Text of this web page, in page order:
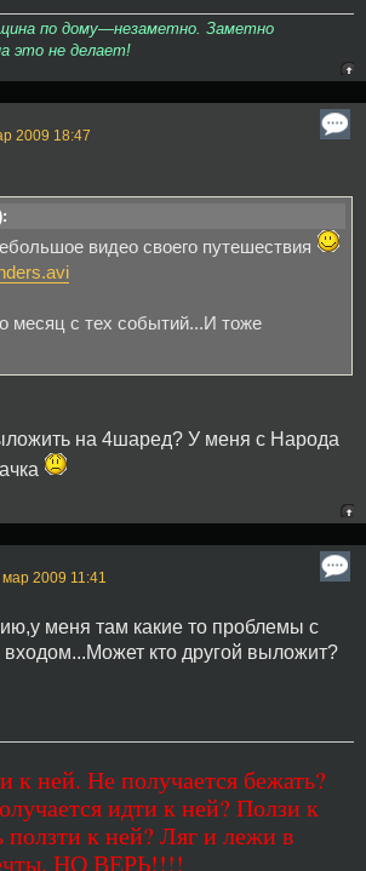
по дому—незаметно. Заметно
это не делает!
2009 18:47
видео своего путешествия
месяц с тех событий...И тоже
на 4шаред? У меня с Народа
мар 2009 11:41
меня там какие то проблемы с
входом...Может кто другой выложит?
к ней. Не получается бежать?
идти к ней? Ползи к
к ней? Ляг и лежи в
НО ВЕРЬ!!!!